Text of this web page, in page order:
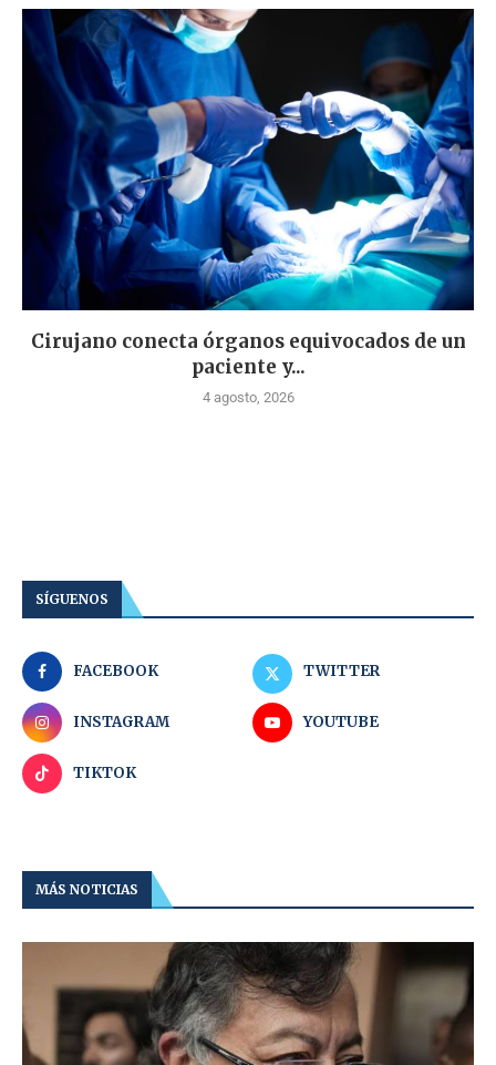
Cirujano conecta órganos equivocados de un
paciente y...
4 agosto, 2026
SÍGUENOS
FACEBOOK TWITTER
INSTAGRAM YOUTUBE
TIKTOK
MÁS NOTICIAS